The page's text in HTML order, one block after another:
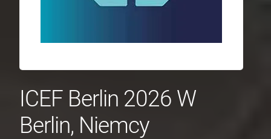
ICEF Berlin 2026 W
Berlin, Niemcy